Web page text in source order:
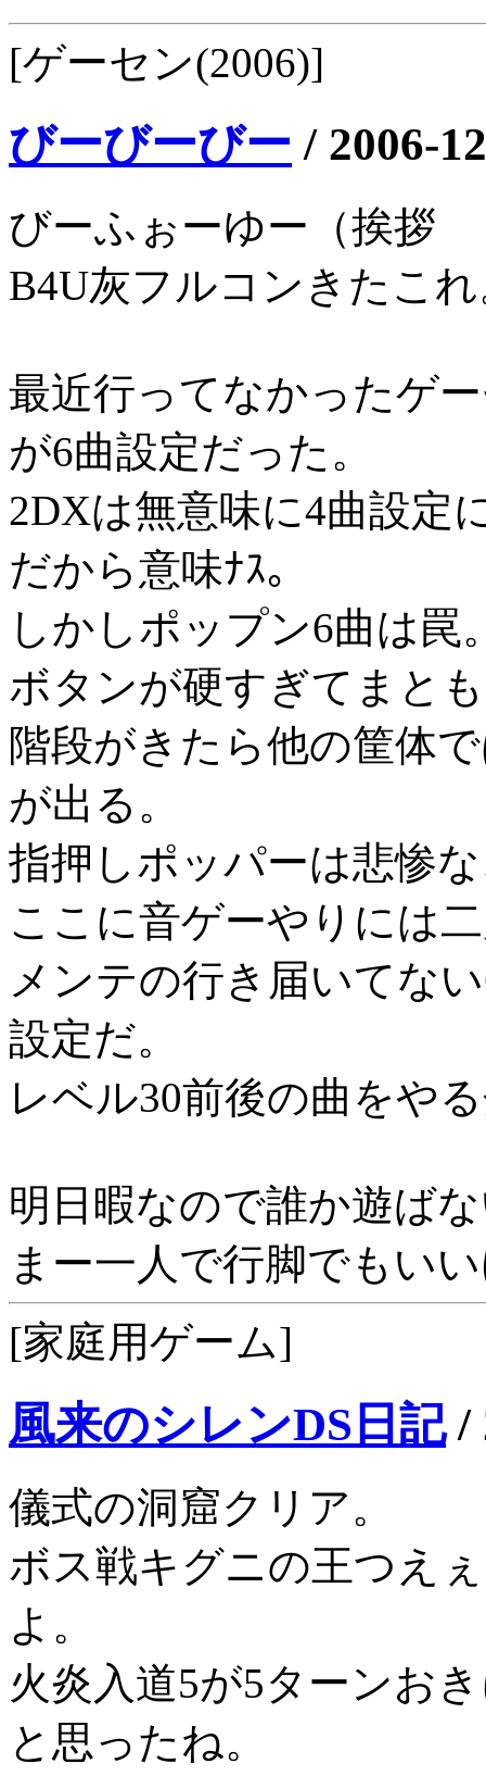
[ゲーセン(2006)]
びーびーびー / 2006-
びーふぉーゆー（挨拶
B4U灰フルコンきたこ
最近行ってなかったゲ
が6曲設定だった。
2DXは無意味に4曲設定
だから意味ﾅｽ。
しかしポップン6曲は罠
ボタンが硬すぎてまと
階段がきたら他の筐体
が出る。
指押しポッパーは悲惨
ここに音ゲーやりには
メンテの行き届いてな
設定だ。
レベル30前後の曲をや
明日暇なので誰か遊ば
まー一人で行脚でもい
[家庭用ゲーム]
風来のシレンDS日記/
儀式の洞窟クリア。
ボス戦キグニの王つえ
よ。
火炎入道5が5ターンお
と思ったね。